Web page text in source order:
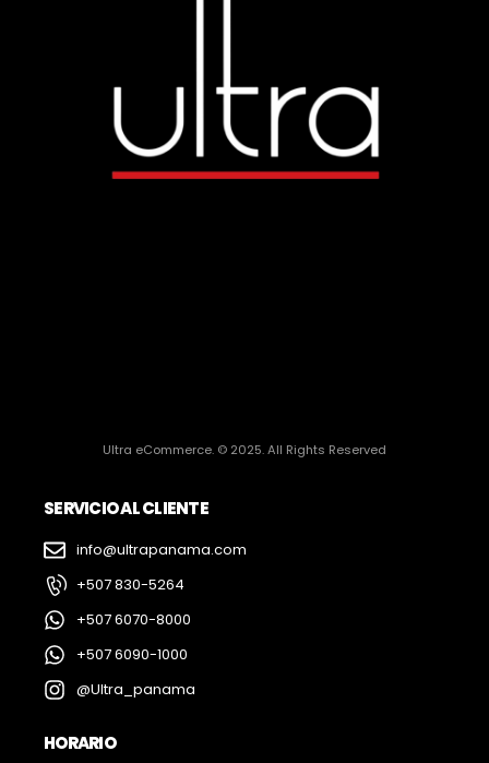
Ultra eCommerce. © 2025. All Rights Reserved
SERVICIO AL CLIENTE
info@ultrapanama.com
+507 830-5264
+507 6070-8000
+507 6090-1000
@Ultra_panama
HORARIO